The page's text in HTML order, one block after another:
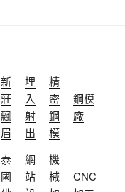
新
莊
飄
眉
埋
入
射
出
精
密
鋼
模
鋼模
廠
泰
國
網
站
機
械
CNC